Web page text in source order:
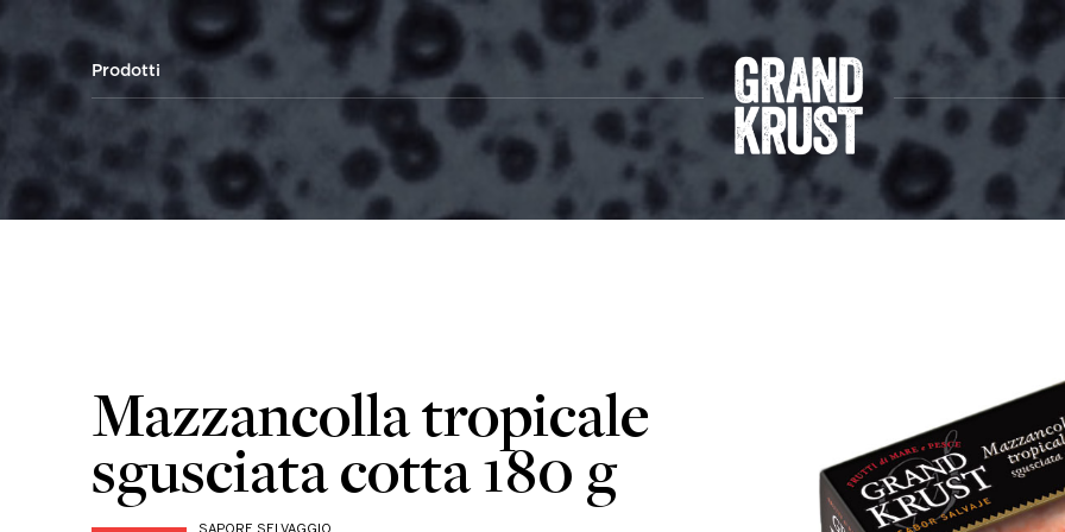
Prodotti
Mazzancolla tropicale
sgusciata cotta 180 g
SAPORE SELVAGGIO